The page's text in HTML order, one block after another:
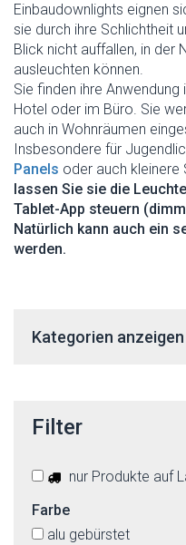
Einbaudownlights eignen
sie durch ihre Schlichtheit
Blick nicht auffallen, in der
ausleuchten können.
Sie finden ihre Anwendung
Hotel oder im Büro. Sie
auch in Wohnräumen
Insbesondere für
Panels oder auch kleinere
lassen Sie sie die
Tablet-App steuern
Natürlich kann auch ein
werden.
Kategorien anzeigen
Filter
nur Produkte auf
Farbe
alu gebürstet